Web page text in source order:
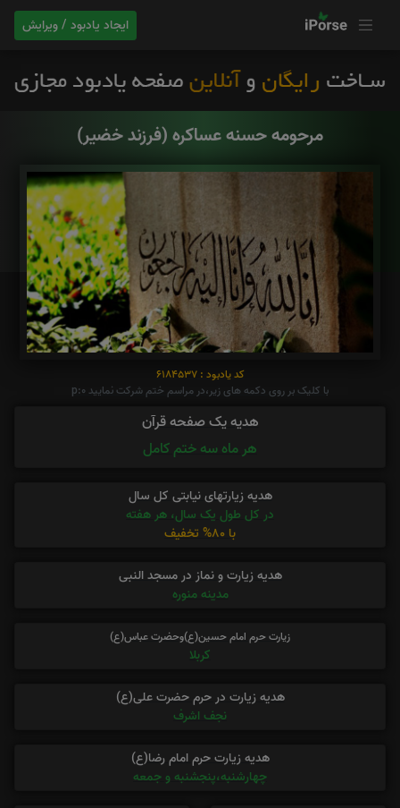
ایجاد یادبود / ویرایش
مرحومه حسنه عساکره (فرزند خضیر)
کد یادبود : 6184537
با کلیک بر روی دکمه های زیر،در مراسم ختم شرکت نمایید p:0
هدیه یک صفحه قرآن
هر ماه سه ختم کامل
هدیه زیارتهای نیابتی کل سال
در کل طول یک سال، هر هفته
با 80% تخفیف
هدیه زیارت و نماز در مسجد النبی
مدینه منوره
زیارت حرم امام حسین(ع)وحضرت عباس(ع)
کربلا
هدیه زیارت در حرم حضرت علی(ع)
نجف اشرف
هدیه زیارت حرم امام رضا(ع)
چهارشنبه،پنجشنبه و جمعه